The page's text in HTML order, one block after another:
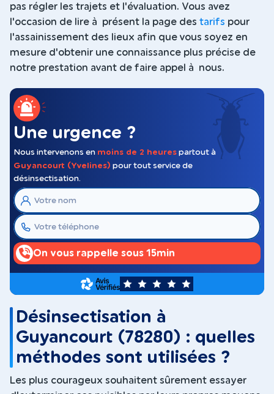
pas régler les trajets et l'évaluation. Vous avez
l'occasion de lire à présent la page des tarifs pour
l'assainissement des lieux afin que vous soyez en
mesure d'obtenir une connaissance plus précise de
notre prestation avant de faire appel à nous.
Une urgence ?
Nous intervenons en moins de 2 heures partout à
Guyancourt (Yvelines) pour tout service de
désinsectisation.
On vous rappelle sous 15min
5
Désinsectisation à
Guyancourt (78280) : quelles
méthodes sont utilisées ?
Les plus courageux souhaitent sûrement essayer